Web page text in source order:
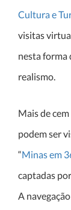
Cultura e
visitas
nesta forma
realismo.
Mais de
podem ser
“Minas em
captadas
A